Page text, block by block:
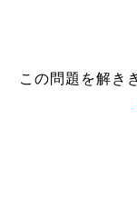
この問題を解き